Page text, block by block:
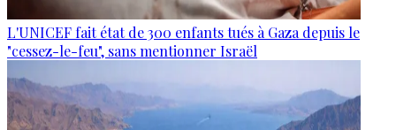
L'UNICEF fait état de 300 enfants tués à Gaza depuis le
"cessez-le-feu", sans mentionner Israël